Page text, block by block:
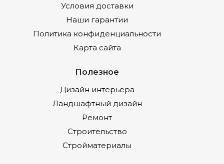
Условия доставки
Наши гарантии
Политика конфиденциальности
Карта сайта
Полезное
Дизайн интерьера
Ландшафтный дизайн
Ремонт
Строительство
Стройматериалы